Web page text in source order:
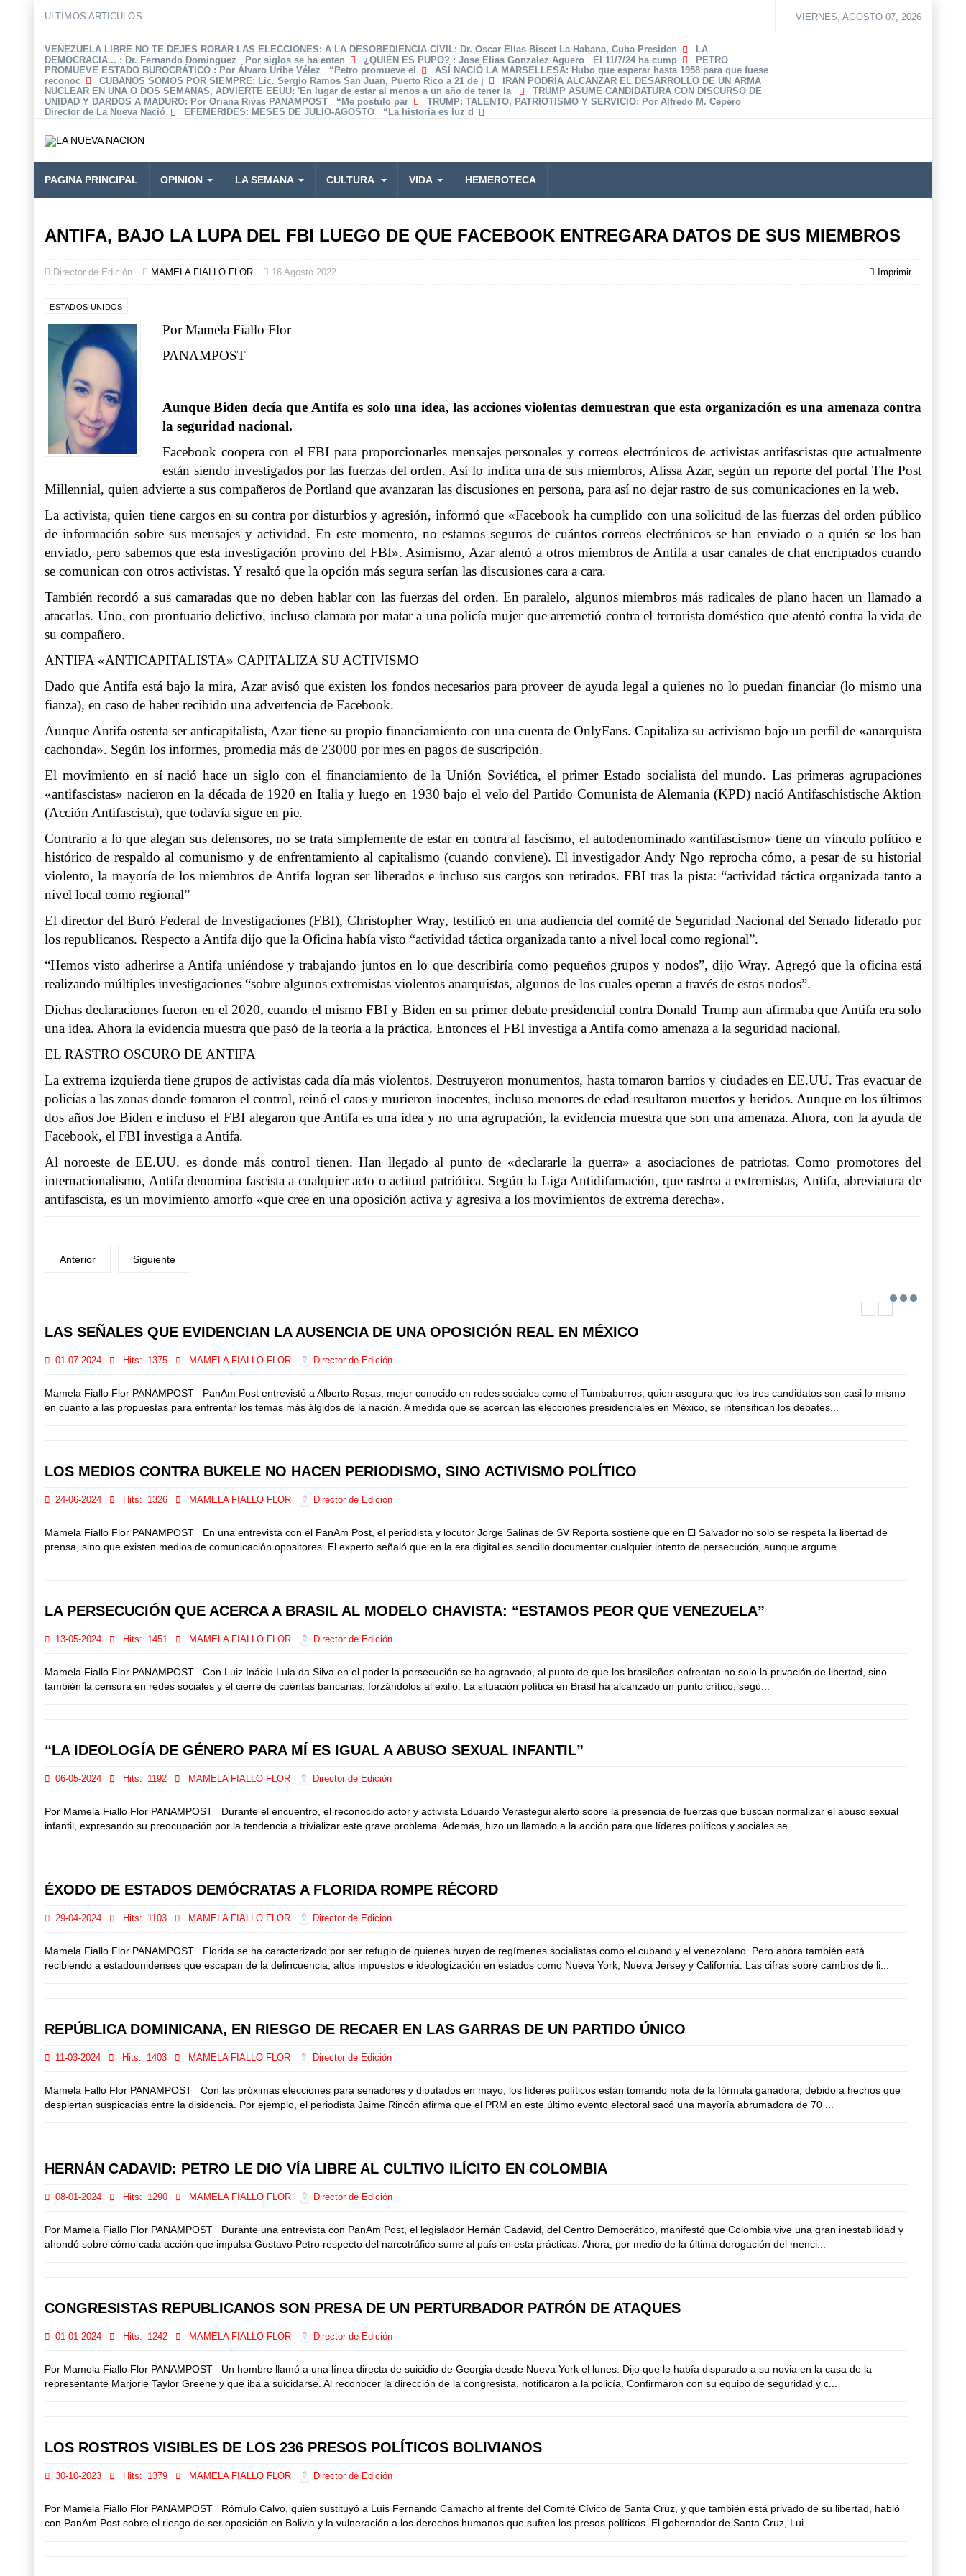
ULTIMOS ARTICULOS
VENEZUELA LIBRE NO TE DEJES ROBAR LAS ELECCIONES: A LA DESOBEDIENCIA CIVIL: Dr. Oscar Elías Biscet La Habana, Cuba Presiden
LA
DEMOCRACIA... : Dr. Fernando Dominguez Por siglos se ha enten ¿QUIÉN ES PUPO? : Jose Elias Gonzalez Aguero El 11/7/24 ha cump
PETRO
PROMUEVE ESTADO BUROCRÁTICO : Por Álvaro Uribe Vélez “Petro promueve el ASÍ NACIÓ LA MARSELLESA: Hubo que esperar hasta 1958 para que fuese
reconoc
CUBANOS SOMOS POR SIEMPRE: Lic. Sergio Ramos San Juan, Puerto Rico a 21 de j
IRÁN PODRÍA ALCANZAR EL DESARROLLO DE UN ARMA
NUCLEAR EN UNA O DOS SEMANAS, ADVIERTE EEUU: 'En lugar de estar al menos a un año de tener la
TRUMP ASUME CANDIDATURA CON DISCURSO DE
UNIDAD Y DARDOS A MADURO: Por Oriana Rivas PANAMPOST “Me postulo par TRUMP: TALENTO, PATRIOTISMO Y SERVICIO: Por Alfredo M. Cepero
Director de La Nueva Nació
EFEMERIDES: MESES DE JULIO-AGOSTO “La historia es luz d
VIERNES, AGOSTO 07, 2026
PAGINA PRINCIPAL OPINION LA SEMANA CULTURA VIDA HEMEROTECA
ANTIFA, BAJO LA LUPA DEL FBI LUEGO DE QUE FACEBOOK ENTREGARA DATOS DE SUS MIEMBROS
Imprimir
Director de Edición MAMELA FIALLO FLOR 16 Agosto 2022
ESTADOS UNIDOS
Por Mamela Fiallo Flor
PANAMPOST
Aunque Biden decía que Antifa es solo una idea, las acciones violentas demuestran que esta organización es una amenaza contra
la seguridad nacional.
Facebook coopera con el FBI para proporcionarles mensajes personales y correos electrónicos de activistas antifascistas que actualmente
están siendo investigados por las fuerzas del orden. Así lo indica una de sus miembros, Alissa Azar, según un reporte del portal The Post
Millennial, quien advierte a sus compañeros de Portland que avanzaran las discusiones en persona, para así no dejar rastro de sus comunicaciones en la web.
La activista, quien tiene cargos en su contra por disturbios y agresión, informó que «Facebook ha cumplido con una solicitud de las fuerzas del orden público
de información sobre sus mensajes y actividad. En este momento, no estamos seguros de cuántos correos electrónicos se han enviado o a quién se los han
enviado, pero sabemos que esta investigación provino del FBI». Asimismo, Azar alentó a otros miembros de Antifa a usar canales de chat encriptados cuando
se comunican con otros activistas. Y resaltó que la opción más segura serían las discusiones cara a cara.
También recordó a sus camaradas que no deben hablar con las fuerzas del orden. En paralelo, algunos miembros más radicales de plano hacen un llamado a
atacarlas. Uno, con prontuario delictivo, incluso clamara por matar a una policía mujer que arremetió contra el terrorista doméstico que atentó contra la vida de
su compañero.
ANTIFA «ANTICAPITALISTA» CAPITALIZA SU ACTIVISMO
Dado que Antifa está bajo la mira, Azar avisó que existen los fondos necesarios para proveer de ayuda legal a quienes no lo puedan financiar (lo mismo una
fianza), en caso de haber recibido una advertencia de Facebook.
Aunque Antifa ostenta ser anticapitalista, Azar tiene su propio financiamiento con una cuenta de OnlyFans. Capitaliza su activismo bajo un perfil de «anarquista
cachonda». Según los informes, promedia más de 23000 por mes en pagos de suscripción.
El movimiento en sí nació hace un siglo con el financiamiento de la Unión Soviética, el primer Estado socialista del mundo. Las primeras agrupaciones
«antifascistas» nacieron en la década de 1920 en Italia y luego en 1930 bajo el velo del Partido Comunista de Alemania (KPD) nació Antifaschistische Aktion
(Acción Antifascista), que todavía sigue en pie.
Contrario a lo que alegan sus defensores, no se trata simplemente de estar en contra al fascismo, el autodenominado «antifascismo» tiene un vínculo político e
histórico de respaldo al comunismo y de enfrentamiento al capitalismo (cuando conviene). El investigador Andy Ngo reprocha cómo, a pesar de su historial
violento, la mayoría de los miembros de Antifa logran ser liberados e incluso sus cargos son retirados. FBI tras la pista: “actividad táctica organizada tanto a
nivel local como regional”
El director del Buró Federal de Investigaciones (FBI), Christopher Wray, testificó en una audiencia del comité de Seguridad Nacional del Senado liderado por
los republicanos. Respecto a Antifa dijo que la Oficina había visto “actividad táctica organizada tanto a nivel local como regional”.
“Hemos visto adherirse a Antifa uniéndose y trabajando juntos en lo que describiría como pequeños grupos y nodos”, dijo Wray. Agregó que la oficina está
realizando múltiples investigaciones “sobre algunos extremistas violentos anarquistas, algunos de los cuales operan a través de estos nodos”.
Dichas declaraciones fueron en el 2020, cuando el mismo FBI y Biden en su primer debate presidencial contra Donald Trump aun afirmaba que Antifa era solo
una idea. Ahora la evidencia muestra que pasó de la teoría a la práctica. Entonces el FBI investiga a Antifa como amenaza a la seguridad nacional.
EL RASTRO OSCURO DE ANTIFA
La extrema izquierda tiene grupos de activistas cada día más violentos. Destruyeron monumentos, hasta tomaron barrios y ciudades en EE.UU. Tras evacuar de
policías a las zonas donde tomaron el control, reinó el caos y murieron inocentes, incluso menores de edad resultaron muertos y heridos. Aunque en los últimos
dos años Joe Biden e incluso el FBI alegaron que Antifa es una idea y no una agrupación, la evidencia muestra que son una amenaza. Ahora, con la ayuda de
Facebook, el FBI investiga a Antifa.
Al noroeste de EE.UU. es donde más control tienen. Han llegado al punto de «declararle la guerra» a asociaciones de patriotas. Como promotores del
internacionalismo, Antifa denomina fascista a cualquier acto o actitud patriótica. Según la Liga Antidifamación, que rastrea a extremistas, Antifa, abreviatura de
antifascista, es un movimiento amorfo «que cree en una oposición activa y agresiva a los movimientos de extrema derecha».
Anterior Siguiente
LAS SEÑALES QUE EVIDENCIAN LA AUSENCIA DE UNA OPOSICIÓN REAL EN MÉXICO
01-07-2024 Hits: 1375 MAMELA FIALLO FLOR Director de Edición
Mamela Fiallo Flor PANAMPOST PanAm Post entrevistó a Alberto Rosas, mejor conocido en redes sociales como el Tumbaburros, quien asegura que los tres candidatos son casi lo mismo
en cuanto a las propuestas para enfrentar los temas más álgidos de la nación. A medida que se acercan las elecciones presidenciales en México, se intensifican los debates...
LOS MEDIOS CONTRA BUKELE NO HACEN PERIODISMO, SINO ACTIVISMO POLÍTICO
24-06-2024 Hits: 1326 MAMELA FIALLO FLOR Director de Edición
Mamela Fiallo Flor PANAMPOST En una entrevista con el PanAm Post, el periodista y locutor Jorge Salinas de SV Reporta sostiene que en El Salvador no solo se respeta la libertad de
prensa, sino que existen medios de comunicación opositores. El experto señaló que en la era digital es sencillo documentar cualquier intento de persecución, aunque argume...
LA PERSECUCIÓN QUE ACERCA A BRASIL AL MODELO CHAVISTA: “ESTAMOS PEOR QUE VENEZUELA”
13-05-2024 Hits: 1451 MAMELA FIALLO FLOR Director de Edición
Mamela Fiallo Flor PANAMPOST Con Luiz Inácio Lula da Silva en el poder la persecución se ha agravado, al punto de que los brasileños enfrentan no solo la privación de libertad, sino
también la censura en redes sociales y el cierre de cuentas bancarias, forzándolos al exilio. La situación política en Brasil ha alcanzado un punto crítico, segú...
“LA IDEOLOGÍA DE GÉNERO PARA MÍ ES IGUAL A ABUSO SEXUAL INFANTIL”
06-05-2024 Hits: 1192 MAMELA FIALLO FLOR Director de Edición
Por Mamela Fiallo Flor PANAMPOST Durante el encuentro, el reconocido actor y activista Eduardo Verástegui alertó sobre la presencia de fuerzas que buscan normalizar el abuso sexual
infantil, expresando su preocupación por la tendencia a trivializar este grave problema. Además, hizo un llamado a la acción para que líderes políticos y sociales se ...
ÉXODO DE ESTADOS DEMÓCRATAS A FLORIDA ROMPE RÉCORD
29-04-2024 Hits: 1103 MAMELA FIALLO FLOR Director de Edición
Mamela Fiallo Flor PANAMPOST Florida se ha caracterizado por ser refugio de quienes huyen de regímenes socialistas como el cubano y el venezolano. Pero ahora también está
recibiendo a estadounidenses que escapan de la delincuencia, altos impuestos e ideologización en estados como Nueva York, Nueva Jersey y California. Las cifras sobre cambios de li...
REPÚBLICA DOMINICANA, EN RIESGO DE RECAER EN LAS GARRAS DE UN PARTIDO ÚNICO
11-03-2024 Hits: 1403 MAMELA FIALLO FLOR Director de Edición
Mamela Fallo Flor PANAMPOST Con las próximas elecciones para senadores y diputados en mayo, los líderes políticos están tomando nota de la fórmula ganadora, debido a hechos que
despiertan suspicacias entre la disidencia. Por ejemplo, el periodista Jaime Rincón afirma que el PRM en este último evento electoral sacó una mayoría abrumadora de 70 ...
HERNÁN CADAVID: PETRO LE DIO VÍA LIBRE AL CULTIVO ILÍCITO EN COLOMBIA
08-01-2024 Hits: 1290 MAMELA FIALLO FLOR Director de Edición
Por Mamela Fiallo Flor PANAMPOST Durante una entrevista con PanAm Post, el legislador Hernán Cadavid, del Centro Democrático, manifestó que Colombia vive una gran inestabilidad y
ahondó sobre cómo cada acción que impulsa Gustavo Petro respecto del narcotráfico sume al país en esta prácticas. Ahora, por medio de la última derogación del menci...
CONGRESISTAS REPUBLICANOS SON PRESA DE UN PERTURBADOR PATRÓN DE ATAQUES
01-01-2024 Hits: 1242 MAMELA FIALLO FLOR Director de Edición
Por Mamela Fiallo Flor PANAMPOST Un hombre llamó a una línea directa de suicidio de Georgia desde Nueva York el lunes. Dijo que le había disparado a su novia en la casa de la
representante Marjorie Taylor Greene y que iba a suicidarse. Al reconocer la dirección de la congresista, notificaron a la policía. Confirmaron con su equipo de seguridad y c...
LOS ROSTROS VISIBLES DE LOS 236 PRESOS POLÍTICOS BOLIVIANOS
30-10-2023 Hits: 1379 MAMELA FIALLO FLOR Director de Edición
Por Mamela Fiallo Flor PANAMPOST Rómulo Calvo, quien sustituyó a Luis Fernando Camacho al frente del Comité Cívico de Santa Cruz, y que también está privado de su libertad, habló
con PanAm Post sobre el riesgo de ser oposición en Bolivia y la vulneración a los derechos humanos que sufren los presos políticos. El gobernador de Santa Cruz, Lui...